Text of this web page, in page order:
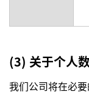
(3) 关于个人
我们公司将在必